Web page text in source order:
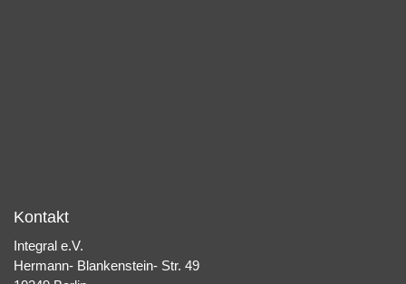
Kontakt
Integral e.V.
Hermann- Blankenstein- Str. 49